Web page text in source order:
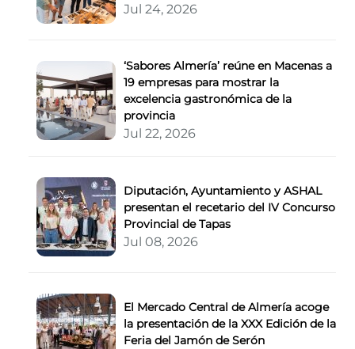
Jul 24, 2026
‘Sabores Almería’ reúne en Macenas a
19 empresas para mostrar la
excelencia gastronómica de la
provincia
Jul 22, 2026
Diputación, Ayuntamiento y ASHAL
presentan el recetario del IV Concurso
Provincial de Tapas
Jul 08, 2026
El Mercado Central de Almería acoge
la presentación de la XXX Edición de la
Feria del Jamón de Serón